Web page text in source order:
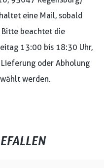
eine Mail, sobald
beachtet die
13:00 bis 18:30 Uhr,
oder Abholung
werden.